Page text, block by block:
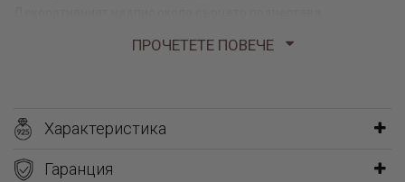
Изработен от сребро проба 925, този чарм е подходящ както за
самостоятелен акцент върху гривната, така и в комбинация с други
елементи за създаване на уникална история от спомени и емоции
ПРОЧЕТЕТЕ ПОВЕЧЕ
Характеристика
Гаранция